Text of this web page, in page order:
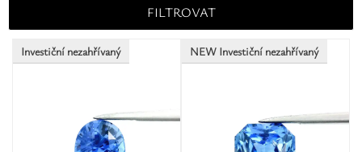
FILTROVAT
Investiční nezahřívaný NEW Investiční nezahřívaný